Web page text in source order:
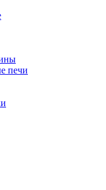
печи